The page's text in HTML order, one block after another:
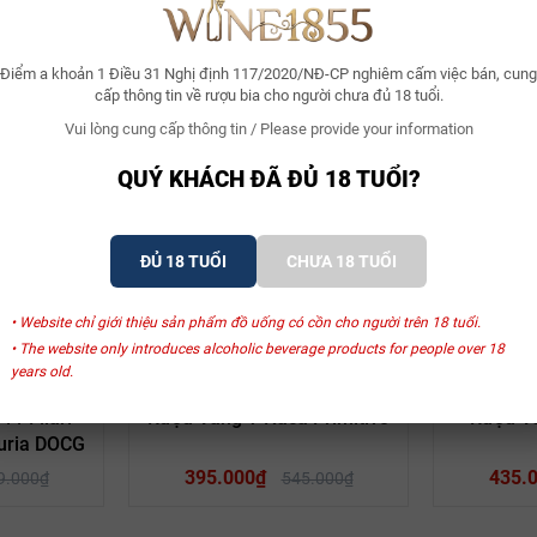
Điểm a khoản 1 Điều 31 Nghị định 117/2020/NĐ-CP nghiêm cấm việc bán, cung
cấp thông tin về rượu bia cho người chưa đủ 18 tuổi.
Vui lòng cung cấp thông tin / Please provide your information
QUÝ KHÁCH ĐÃ ĐỦ 18 TUỔI?
ĐỦ 18 TUỔI CHƯA 18 TUỔI
• Website chỉ giới thiệu sản phẩm đồ uống có cồn cho người trên 18 tuổi.
• The website only introduces alcoholic beverage products for people over 18
years old.
Edition
và mùi vị. Chưa cần thưởng thức, ngay từ khi mở nắp chai bạn đã bị
Xem thêm
SẢN PHẨM LIÊN QUAN
Filari
DOCG
395.000₫ 545.000₫
Rượu